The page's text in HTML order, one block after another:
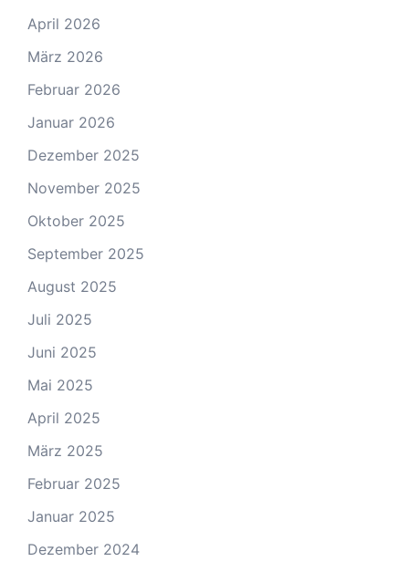
April 2026
März 2026
Februar 2026
Januar 2026
Dezember 2025
November 2025
Oktober 2025
September 2025
August 2025
Juli 2025
Juni 2025
Mai 2025
April 2025
März 2025
Februar 2025
Januar 2025
Dezember 2024